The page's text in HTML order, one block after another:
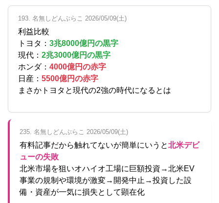
193. 名無しどんぶらこ 2026/05/09(土)
利益比較
トヨタ： 3兆8000億円の黒字
現代： 2兆3000億円の黒字
ホンダ： 4000億円の赤字
日産： 5500億円の赤字
まさかトヨタと現代の2強の時代になるとは
235. 名無しどんぶらこ 2026/05/09(土)
有料記事だから触れてないが簡単にいうと北米デビ
ューの失敗
北米市場を狙いオハイオ工場に巨額投資→北米EV
事業の規制や環境が激変→開発中止→投資した設
備・資産が一気に損失として顕在化